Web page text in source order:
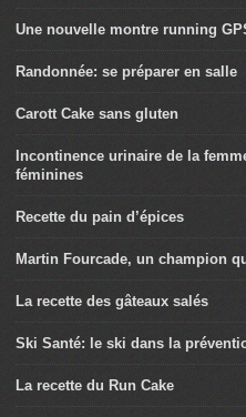
Une nouvelle montre running
Randonnée: se préparer en salle
Carott Cake sans gluten
Incontinence urinaire de la
féminines
Recette du pain d’épices
Martin Fourcade, un champion
La recette des gâteaux salés
Ski Santé: le ski dans la
La recette du Run Cake